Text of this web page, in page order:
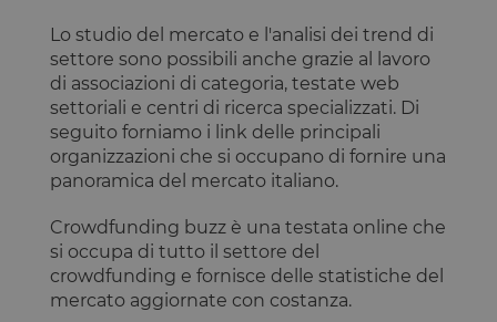
Lo studio del mercato e l'analisi dei trend di
settore sono possibili anche grazie al lavoro
di associazioni di categoria, testate web
settoriali e centri di ricerca specializzati. Di
seguito forniamo i link delle principali
organizzazioni che si occupano di fornire una
panoramica del mercato italiano.
Crowdfunding buzz è una testata online che
si occupa di tutto il settore del
crowdfunding e fornisce delle statistiche del
mercato aggiornate con costanza.
modo casuale
come
identificatore
del cliente. È
incluso in ogni
richiesta di
per calcolare i
rapporti di
analisi dei siti.
m
Stripe
m.stripe.com
1 anno 1
mese
Questo cookie
viene
l'utente
finale
utilizza il
sito Web e
qualsiasi
pubblicità
che l'utente
finale
potrebbe
sito Web.
IDE
Google LLC
.doubleclick.net
1 anno
cookie è
impostato